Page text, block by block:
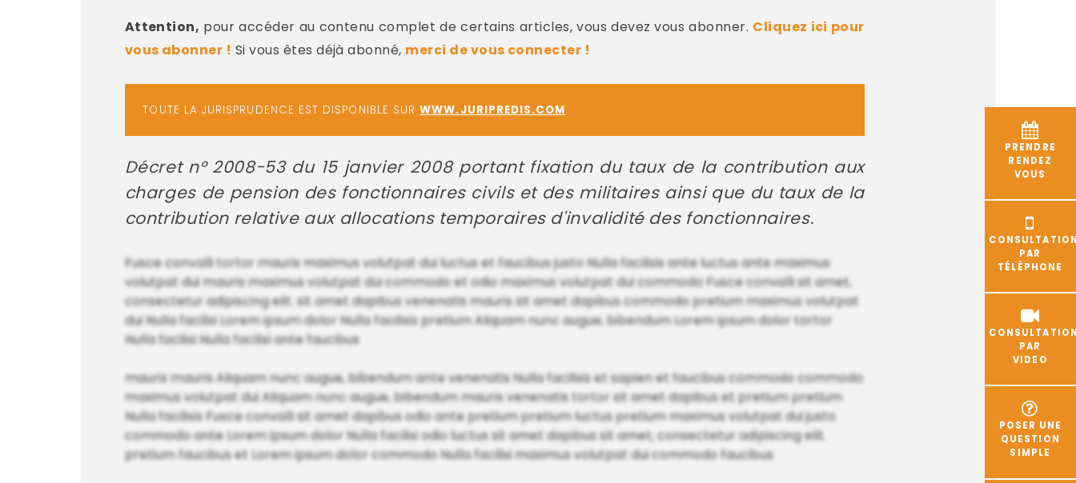
PRENDRE
RENDEZ
VOUS
PAR
TÉLÉPHONE
PAR
VIDEO
POSER UNE
QUESTION
SIMPLE
Attention, pour accéder au contenu complet de certains articles, vous devez vous abonner. Cliquez ici pour
vous abonner ! Si vous êtes déjà abonné, merci de vous connecter !
TOUTE LA JURISPRUDENCE EST DISPONIBLE SURWWW.JURIPREDIS.COM
Décret n° 2008-53 du 15 janvier 2008 portant fixation du taux de la contribution aux
charges de pension des fonctionnaires civils et des militaires ainsi que du taux de la
contribution relative aux allocations temporaires d'invalidité des fonctionnaires.
Fusce convalli tortor mauris maximus volutpat dui luctus et faucibus justo Nulla facilisis ante luctus ante maximus
volutpat dui mauris maximus volutpat dui commodo et odio maximus volutpat dui commodo Fusce convalli sit amet,
consectetur adipiscing elit. sit amet dapibus venenatis mauris sit amet dapibus commodo pretium maximus volutpat
dui Nulla facilisi Lorem ipsum dolor Nulla facilisis pretium Aliquam nunc augue, bibendum Lorem ipsum dolor tortor
Nulla facilisi Nulla facilisi ante faucibus
mauris mauris Aliquam nunc augue, bibendum ante venenatis Nulla facilisis et sapien et faucibus commodo commodo
maximus volutpat dui Aliquam nunc augue, bibendum mauris venenatis tortor sit amet dapibus et pretium pretium
Nulla facilisis Fusce convalli sit amet dapibus odio ante pretium pretium luctus pretium maximus volutpat dui justo
commodo ante Lorem ipsum dolor Nulla facilisi odio luctus sit amet dapibus sit amet, consectetur adipiscing elit.
pretium faucibus et Lorem ipsum dolor commodo Nulla facilisi maximus volutpat dui commodo faucibus